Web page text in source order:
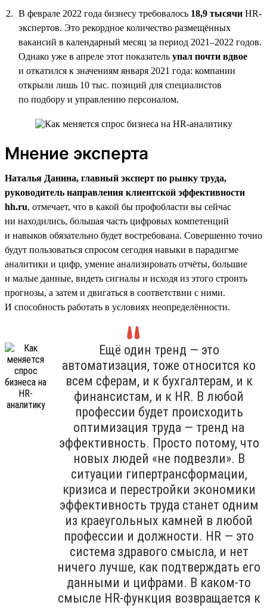
В феврале 2022 года бизнесу требовалось 18,9 тысячи HR-
экспертов. Это рекордное количество размещённых
вакансий в календарный месяц за период 2021–2022 годов.
Однако уже в апреле этот показатель упал почти вдвое
и откатился к значениям января 2021 года: компании
открыли лишь 10 тыс. позиций для специалистов
по подбору и управлению персоналом.
Мнение эксперта
Наталья Данина, главный эксперт по рынку труда,
руководитель направления клиентской эффективности
hh.ru, отмечает, что в какой бы профобласти вы сейчас
ни находились, большая часть цифровых компетенций
и навыков обязательно будет востребована. Совершенно точно
будут пользоваться спросом сегодня навыки в парадигме
аналитики и цифр, умение анализировать отчёты, большие
и малые данные, видеть сигналы и исходя из этого строить
прогнозы, а затем и двигаться в соответствии с ними.
И способность работать в условиях неопределённости.
Ещё один тренд — это
автоматизация, тоже относится ко
всем сферам, и к бухгалтерам, и к
финансистам, и к HR. В любой
профессии будет происходить
оптимизация труда — тренд на
эффективность. Просто потому, что
новых людей «не подвезли». В
ситуации гипертрансформации,
кризиса и перестройки экономики
эффективность труда станет одним
из краеугольных камней в любой
профессии и должности. HR — это
система здравого смысла, и нет
ничего лучше, как подтверждать его
данными и цифрами. В каком-то
смысле HR-функция возвращается к